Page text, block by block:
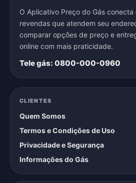
O Aplicativo Preço do Gás conecta
revendas que atendem seu
comparar opções de preço e
online com mais praticidade.
Tele gás: 0800-000-0960
CLIENTES
Quem Somos
Termos e Condições de Uso
Privacidade e Segurança
Informações do Gás